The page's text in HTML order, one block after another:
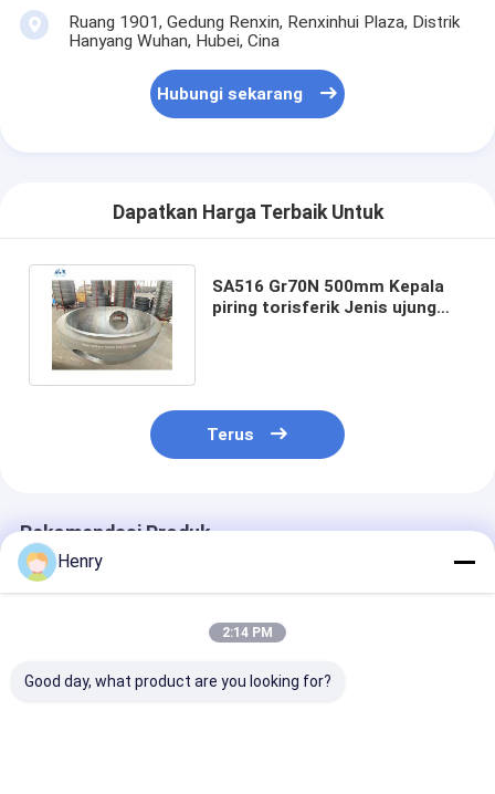
Ruang 1901, Gedung Renxin, Renxinhui Plaza, Distrik
Hanyang Wuhan, Hubei, Cina
Hubungi sekarang
Dapatkan Harga Terbaik Untuk
SA516 Gr70N 500mm Kepala
piring torisferik Jenis ujung
Terus
Rekomendasi Produk
Henry
2:14 PM
Good day, what product are you looking for?